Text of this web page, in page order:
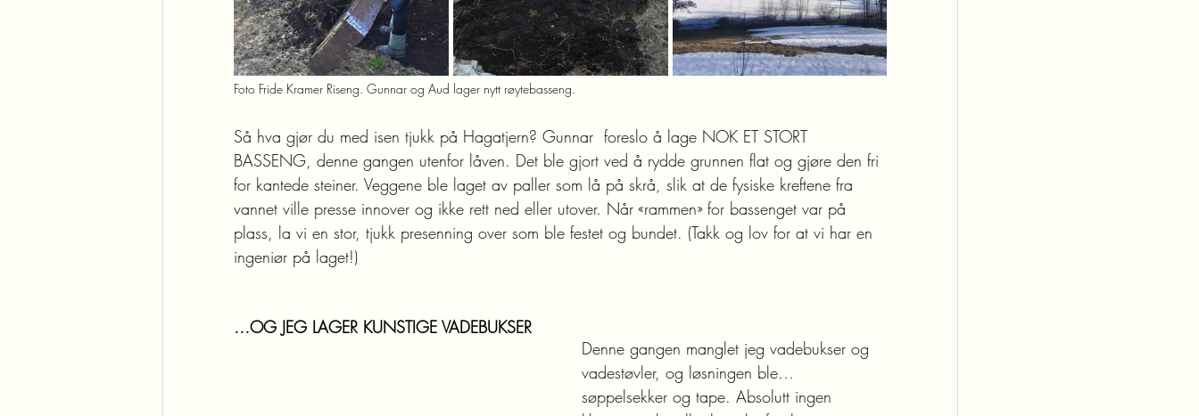
Foto Fride Kramer Riseng. Gunnar og Aud lager nytt røytebasseng.
Så hva gjør du med isen tjukk på Hagatjern? Gunnar  foreslo å lage NOK ET STORT
BASSENG, denne gangen utenfor låven. Det ble gjort ved å rydde grunnen flat og gjøre den fri
for kantede steiner. Veggene ble laget av paller som lå på skrå, slik at de fysiske kreftene fra
vannet ville presse innover og ikke rett ned eller utover. Når «rammen» for bassenget var på
plass, la vi en stor, tjukk presenning over som ble festet og bundet. (Takk og lov for at vi har en
ingeniør på laget!)
…OG JEG LAGER KUNSTIGE VADEBUKSER
Denne gangen manglet jeg vadebukser og
vadestøvler, og løsningen ble…
søppelsekker og tape. Absolutt ingen